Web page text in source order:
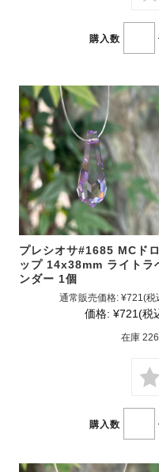
購入数
プレシオサ#1685 MCドロ
ップ 14x38mm ライトラ
ンダー 1個
通常販売価格: ¥721(税
価格: ¥721(税
在庫
購入数